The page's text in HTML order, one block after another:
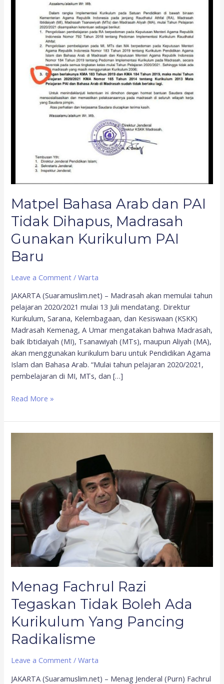
Matpel Bahasa Arab dan PAI
Tidak Dihapus, Madrasah
Gunakan Kurikulum PAI
Baru
Leave a Comment /Warta
JAKARTA (Suaramuslim.net) – Madrasah akan memulai tahun
pelajaran 2020/2021 mulai 13 Juli mendatang. Direktur
Kurikulum, Sarana, Kelembagaan, dan Kesiswaan (KSKK)
Madrasah Kemenag, A Umar mengatakan bahwa Madrasah,
baik Ibtidaiyah (MI), Tsanawiyah (MTs), maupun Aliyah (MA),
akan menggunakan kurikulum baru untuk Pendidikan Agama
Islam dan Bahasa Arab. “Mulai tahun pelajaran 2020/2021,
pembelajaran di MI, MTs, dan […]
Kurikulum
Read More »
Menag Fachrul Razi
Tegaskan Tidak Boleh Ada
Kurikulum Yang Pancing
Radikalisme
Leave a Comment /Warta
JAKARTA (Suaramuslim.net) – Menag Jenderal (Purn) Fachrul
Boleh
Ada
Kurikulum
Yang
Pancing
Radikalisme